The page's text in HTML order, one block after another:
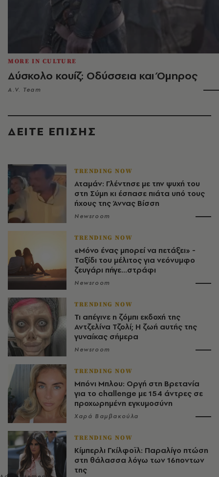
MORE IN CULTURE
Δύσκολο κουίζ: Οδύσσεια και Όμηρος
A.V. Team
ΔΕΙΤΕ ΕΠΙΣΗΣ
TRENDING NOW
Αταμάν: Γλέντησε με την ψυχή του
στη Σύμη κι έσπασε πιάτα υπό τους
ήχους της Άννας Βίσση
Newsroom
TRENDING NOW
«Μόνο ένας μπορεί να πετάξει» -
Ταξίδι του μέλιτος για νεόνυμφο
ζευγάρι πήγε...στράφι
Newsroom
TRENDING NOW
Τι απέγινε η ζόμπι εκδοχή της
Αντζελίνα Τζολί; Η ζωή αυτής της
γυναίκας σήμερα
Newsroom
TRENDING NOW
Μπόνι Μπλου: Οργή στη Βρετανία
για το challenge με 154 άντρες σε
προχωρημένη εγκυμοσύνη
Χαρά Βαμβακούλα
TRENDING NOW
Κίμπερλι Γκίλφοϊλ: Παραλίγο πτώση
στη θάλασσα λόγω των 16ποντων
της